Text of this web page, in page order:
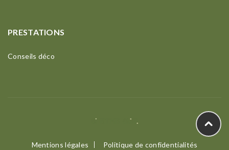
PRESTATIONS
Conseils déco
Mentions légales Politique de confidentialités